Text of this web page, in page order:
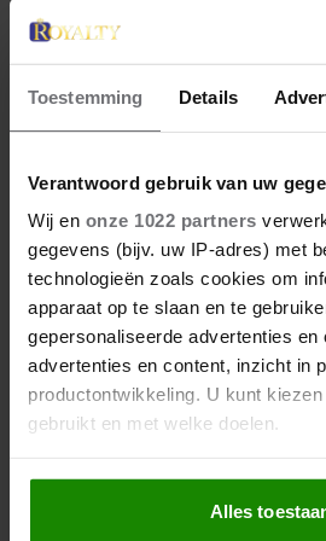
Toestemming Details
Verantwoord gebruik van uw
Wij en onze 1022 partners
gegevens (bijv. uw IP-adres) met
technologieën zoals cookies om
apparaat op te slaan en te
gepersonaliseerde advertenties en
advertenties en content, inzicht in
productontwikkeling. U kunt
gebruikt en met welke doelen.
Als u het toestaat, willen we ook
Informatie verzamelen over
Alles
28 april 2026
DIT ZIJN DE 4
MODEMERKEN VAN
CATHERINE